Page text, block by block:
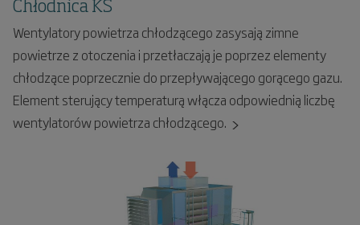
Chłodnica KS
Wentylatory powietrza chłodzącego zasysają zimne
powietrze z otoczenia i przetłaczają je poprzez elementy
chłodzące poprzecznie do przepływającego gorącego gazu.
Element sterujący temperaturą włącza odpowiednią liczbę
wentylatorów powietrza chłodzącego.